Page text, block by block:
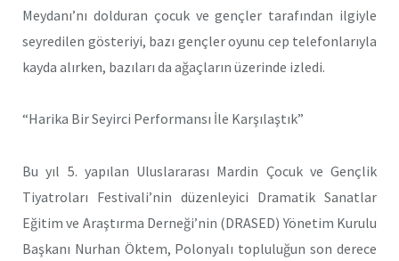
Meydanı’nı dolduran çocuk ve gençler tarafından ilgiyle
seyredilen gösteriyi, bazı gençler oyunu cep telefonlarıyla
kayda alırken, bazıları da ağaçların üzerinde izledi.
“Harika Bir Seyirci Performansı İle Karşılaştık”
Bu yıl 5. yapılan Uluslararası Mardin Çocuk ve Gençlik
Tiyatroları Festivali’nin düzenleyici Dramatik Sanatlar
Eğitim ve Araştırma Derneği’nin (DRASED) Yönetim Kurulu
Başkanı Nurhan Öktem, Polonyalı topluluğun son derece